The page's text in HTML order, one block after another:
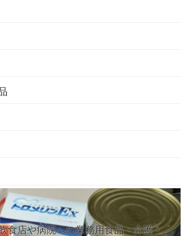
食店や病院への業務用食品・介護・